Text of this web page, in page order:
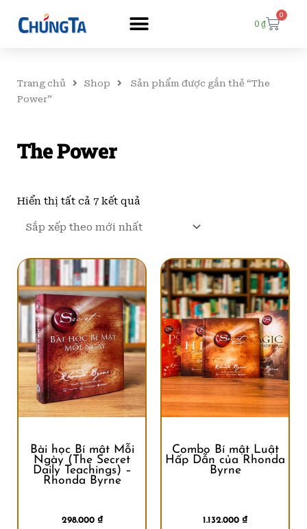
0 ₫
0
Cart
Trang chủ Shop
Sản phẩm được gắn thẻ “The
Power”
The Power
Hiển thị tất cả 7 kết quả
mới
Bài học Bí mật Mỗi
Ngày (The Secret
Daily Teachings) –
Rhonda Byrne
298.000 ₫
Combo Bí mật Luật
Hấp Dẫn của Rhonda
Byrne
1.132.000 ₫